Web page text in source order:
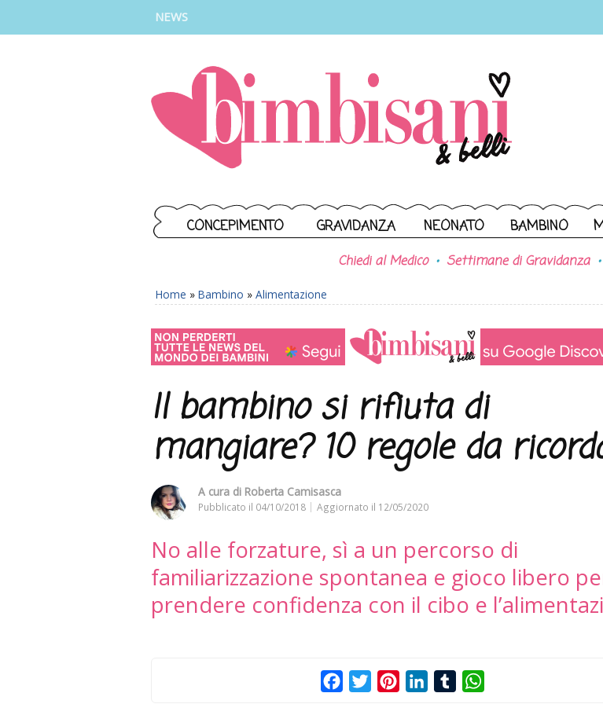
NEWS
CONCEPIMENTO GRAVIDANZA NEONATO BAMBINO
Chiedi al Medico Settimane di Gravidanza
Home » Bambino » Alimentazione
Il bambino si rifiuta di
mangiare? 10 regole da
A cura di Roberta Camisasca
Pubblicato il 04/10/2018 Aggiornato il 12/05/2020
No alle forzature, sì a un percorso di
familiarizzazione spontanea e gioco libero
prendere confidenza con il cibo e
FacebookTwitterPinterestLinkedInTumblr